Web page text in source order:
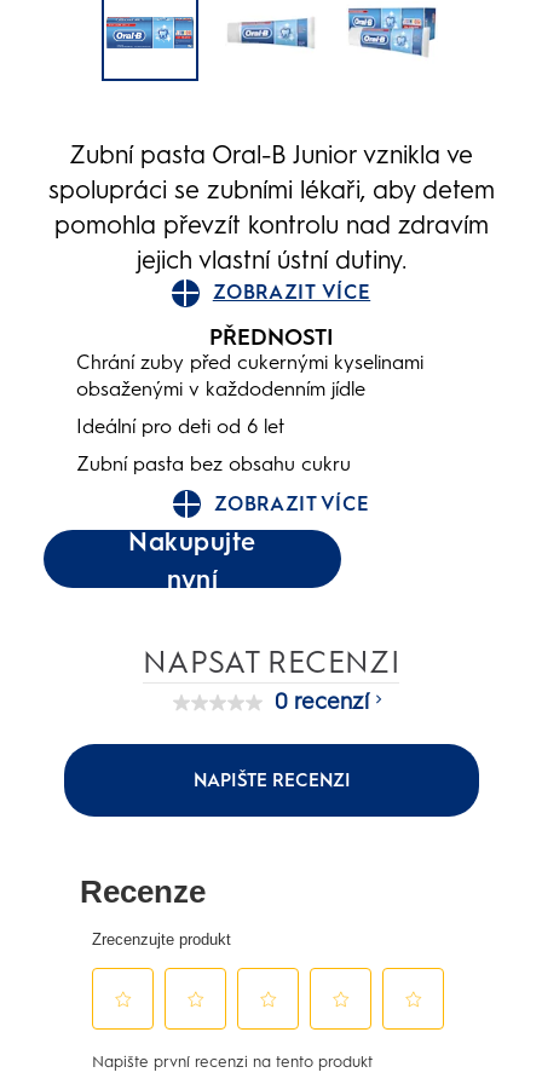
Zubní pasta Oral-B Junior vznikla ve
spolupráci se zubními lékaři, aby detem
pomohla převzít kontrolu nad zdravím
jejich vlastní ústní dutiny.
ZOBRAZIT VÍCE
PŘEDNOSTI
Chrání zuby před cukernými kyselinami
obsaženými v každodenním jídle
Ideální pro deti od 6 let
Zubní pasta bez obsahu cukru
ZOBRAZIT VÍCE
Nakupujte
nyní
NAPSAT RECENZI
Žádná
pro
hodnocení
Stejný
0 recenzí
NAPIŠTE RECENZI